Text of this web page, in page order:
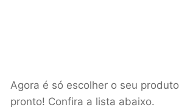
Agora é só escolher o seu
pronto! Confira a lista abaixo.